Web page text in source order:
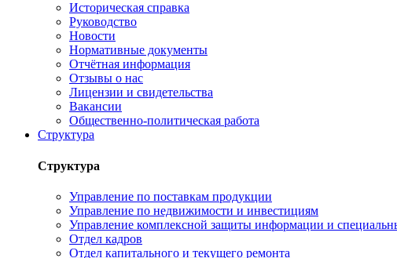
Историческая справка
Руководство
Новости
Нормативные документы
Отчётная информация
Отзывы о нас
Лицензии и свидетельства
Вакансии
Общественно-политическая работа
Структура
Структура
Управление по поставкам продукции
Управление по недвижимости и инвестициям
Управление комплексной защиты информации и
Отдел кадров
Отдел капитального и текущего ремонта